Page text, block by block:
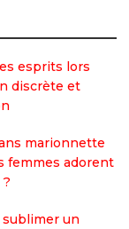
esprits lors
discrète et
marionnette
femmes adorent
un